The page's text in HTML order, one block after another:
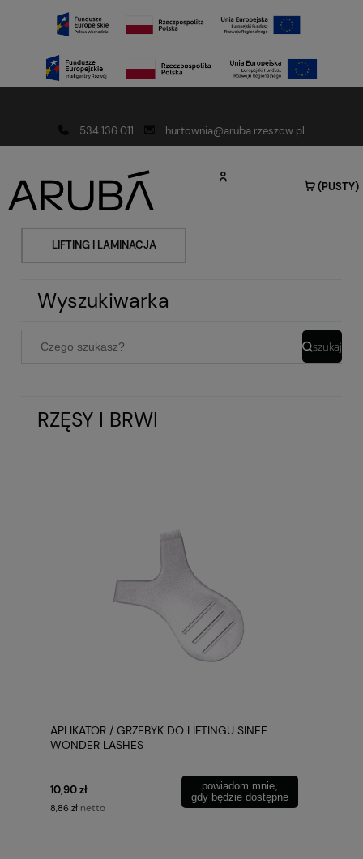
534 136 011
hurtownia@aruba.rzeszow.pl
(PUSTY)
LIFTING I LAMINACJA
Wyszukiwarka
szukaj
RZĘSY I BRWI
APLIKATOR / GRZEBYK DO LIFTINGU SINEE
WONDER LASHES
10,90 zł
8,86 zł netto
powiadom mnie,
gdy będzie dostępne